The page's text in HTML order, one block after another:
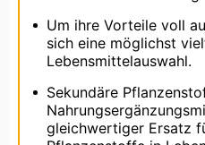
Um ihre Vorteile voll
sich eine möglichst
Lebensmittelauswahl.
Sekundäre
gleichwertiger Ersatz